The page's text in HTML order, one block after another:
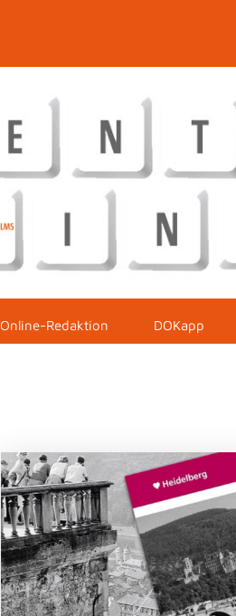
Online-Redaktion DOKapp